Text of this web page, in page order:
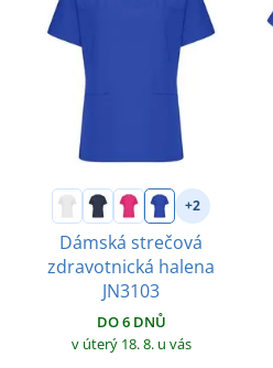
+2
Dámská strečová
zdravotnická halena
JN3103
DO 6 DNŮ
v úterý 18. 8. u vás